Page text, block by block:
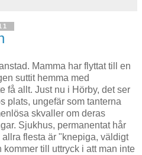
Mamma har flyttat till en
suttit hemma med
få allt. Just nu i Hörby, det ser
plats, ungefär som tanterna
skvaller om deras
Sjukhus, permanentat hår
flesta är "knepiga, väldigt
till uttryck i att man inte